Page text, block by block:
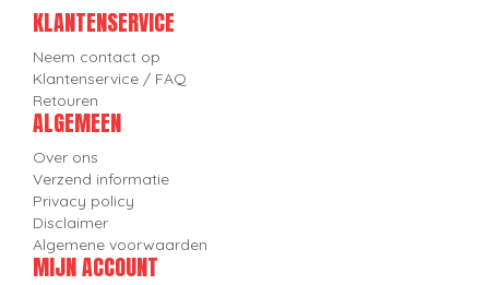
KLANTENSERVICE
Neem contact op
Klantenservice / FAQ
Retouren
ALGEMEEN
Over ons
Verzend informatie
Privacy policy
Disclaimer
Algemene voorwaarden
MIJN ACCOUNT